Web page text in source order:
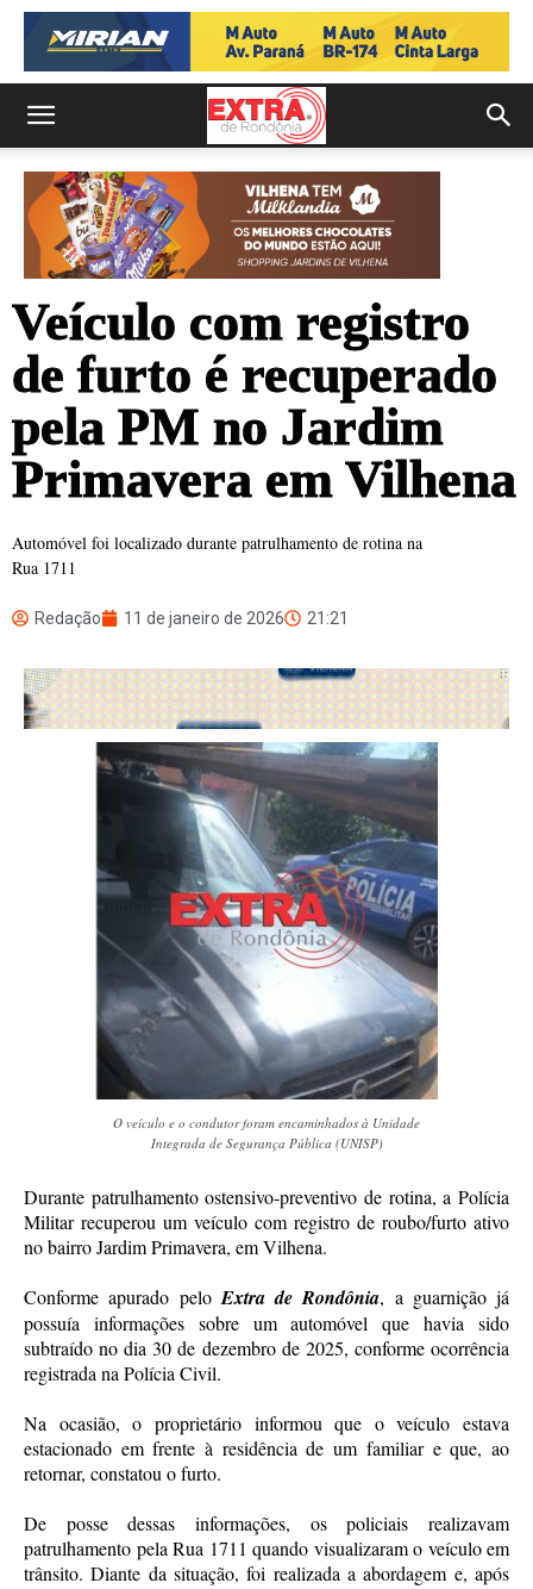
Veículo com registro
de furto é recuperado
pela PM no Jardim
Primavera em Vilhena
Automóvel foi localizado durante patrulhamento de rotina na
Rua 1711
Redação 11 de janeiro de 2026 21:21
O veículo e o condutor foram encaminhados à Unidade
Integrada de Segurança Pública (UNISP)
Durante patrulhamento ostensivo-preventivo de rotina, a Polícia
Militar recuperou um veículo com registro de roubo/furto ativo
no bairro Jardim Primavera, em Vilhena.
Conforme apurado pelo Extra de Rondônia, a guarnição já
possuía informações sobre um automóvel que havia sido
subtraído no dia 30 de dezembro de 2025, conforme ocorrência
registrada na Polícia Civil.
Na ocasião, o proprietário informou que o veículo estava
estacionado em frente à residência de um familiar e que, ao
retornar, constatou o furto.
De posse dessas informações, os policiais realizavam
patrulhamento pela Rua 1711 quando visualizaram o veículo em
trânsito. Diante da situação, foi realizada a abordagem e, após